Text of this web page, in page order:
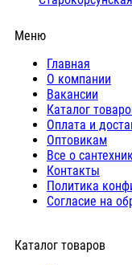
Меню
Главная
О компании
Вакансии
Каталог
Оплата и
Оптовикам
Все о
Контакты
Политика
Согласие на
Каталог товаров